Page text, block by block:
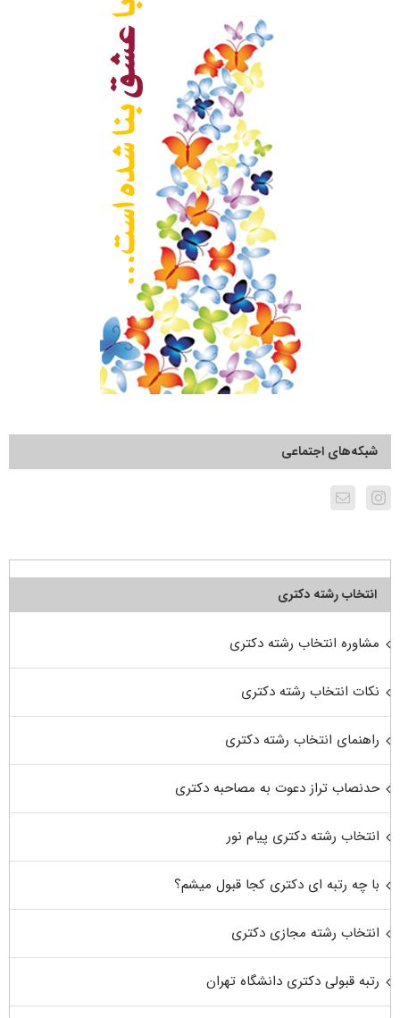
شبکه‌های اجتماعی
انتخاب رشته دکتری
مشاوره انتخاب رشته دکتری
نکات انتخاب رشته دکتری
راهنمای انتخاب رشته دکتری
حدنصاب تراز دعوت به مصاحبه دکتری
انتخاب رشته دکتری پیام نور
با چه رتبه ای دکتری کجا قبول میشم؟
انتخاب رشته مجازی دکتری
رتبه قبولی دکتری دانشگاه تهران